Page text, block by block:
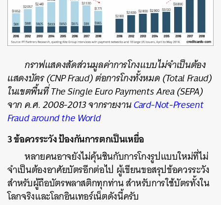
กราฟแสดงสัดส่วนมูลค่าการโกงแบบไม่จำเป็นต้อง
แสดงบัตร (CNP Fraud) ต่อการโกงทั้งหมด (Total Fraud)
ในเขตพื้นที่ The Single Euro Payments Area (SEPA)
จาก ค.ศ. 2008-2013 จากรายงานCard-Not-Present
Fraud around the World
3 ข้อควรระวัง ป้องกันการตกเป็นเหยื่อ
หลายคนอาจยังไม่คุ้นชินกับการโกงรูปแบบใหม่ที่ไม่
จำเป็นต้องอาศัยบัตรอีกต่อไป ผู้เขียนขอสรุปข้อควรระวัง
สำหรับผู้ถือบัตรพลาสติกทุกท่าน สำหรับการใช้บัตรทั้งใน
โลกจริงและโลกอินเทอร์เน็ตดังนี้ครับ
SHARE TWEET LINE EMAIL